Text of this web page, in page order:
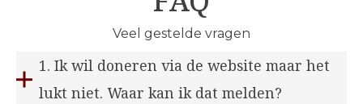
Veel gestelde vragen
1. Ik wil doneren via de website maar het
lukt niet. Waar kan ik dat melden?